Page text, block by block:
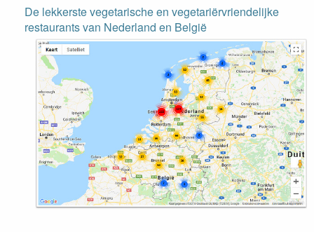
De lekkerste vegetarische en vegetariërvriendelijke
restaurants van Nederland en België